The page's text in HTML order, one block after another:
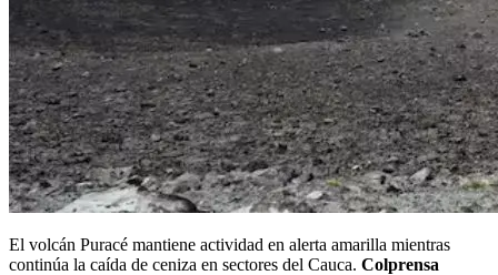
El volcán Puracé mantiene actividad en alerta amarilla mientras
continúa la caída de ceniza en sectores del Cauca. Colprensa